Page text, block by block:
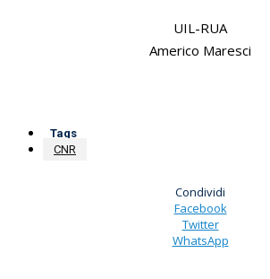
UIL-RUA
Americo Maresci
Tags
CNR
Condividi
Facebook
Twitter
WhatsApp